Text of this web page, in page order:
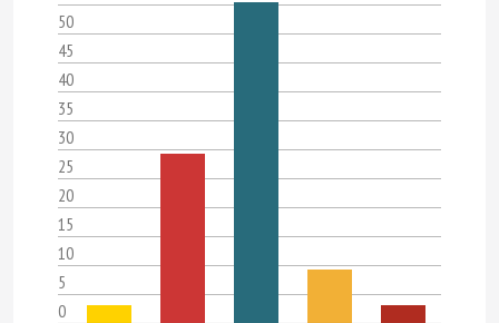
50
45
40
35
30
25
20
15
10
5
0